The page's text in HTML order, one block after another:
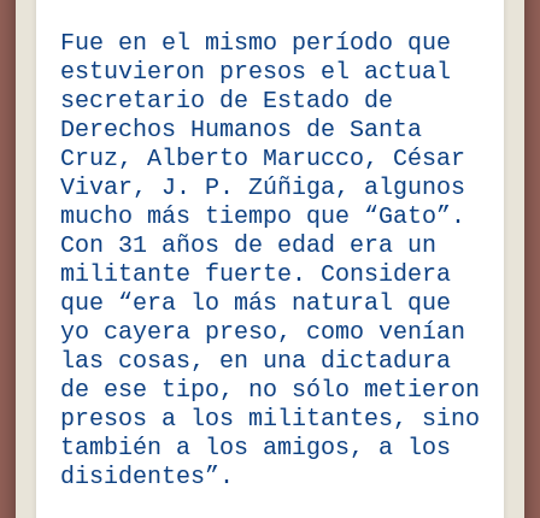
Fue en el mismo período que
estuvieron presos el actual
secretario de Estado de
Derechos Humanos de Santa
Cruz, Alberto Marucco, César
Vivar, J. P. Zúñiga, algunos
mucho más tiempo que “Gato”.
Con 31 años de edad era un
militante fuerte. Considera
que “era lo más natural que
yo cayera preso, como venían
las cosas, en una dictadura
de ese tipo, no sólo metieron
presos a los militantes, sino
también a los amigos, a los
disidentes”.